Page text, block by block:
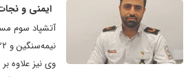
ایمنی و